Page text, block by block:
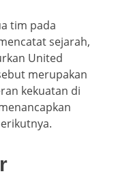
tim pada
sejarah,
United
merupakan
kekuatan di